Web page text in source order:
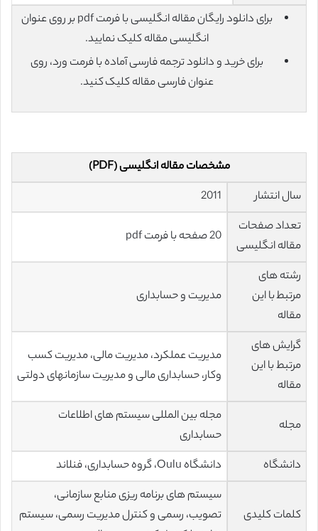
برای دانلود رایگان مقاله انگلیسی با فرمت pdf بر روی عنوان
انگلیسی مقاله کلیک نمایید.
برای خرید و دانلود ترجمه فارسی آماده با فرمت ورد، روی
عنوان فارسی مقاله کلیک کنید.
مشخصات مقاله انگلیسی (PDF)
سال انتشار
2011
تعداد صفحات
مقاله انگلیسی
20 صفحه با فرمت pdf
رشته های
مرتبط با این
مقاله
مدیریت و حسابداری
گرایش های
مرتبط با این
مقاله
مدیریت عملکرد، مدیریت مالی، مدیریت کسب
وکار، حسابداری مالی و مدیریت سازمانهای دولتی
مجله
مجله بین المللی سیستم های اطلاعات
حسابداری
دانشگاه
دانشگاه Oulu، گروه حسابداری، فنلاند
کلمات کلیدی
سیستم های برنامه ریزی منابع سازمانی،
تصویب، رسمی و کنترل مدیریت رسمی، سیستم